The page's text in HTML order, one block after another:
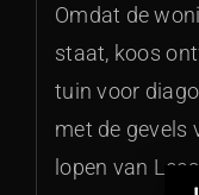
Omdat de
staat, koos
tuin voor
met de gevels
lopen van